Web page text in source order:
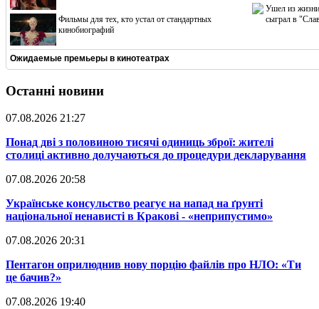
Фильмы для тех, кто устал от стандартных
кинобиографий
Ушел из жизни
сыграл в
Ожидаемые премьеры в кинотеатрах
Останні новини
07.08.2026 21:27
​Понад дві з половиною тисячі одиниць зброї: жителі
столиці активно долучаються до процедури декларування
07.08.2026 20:58
​Українське консульство реагує на напад на ґрунті
національної ненависті в Кракові - «неприпустимо»
07.08.2026 20:31
​Пентагон оприлюднив нову порцію файлів про НЛО: «Ти
це бачив?»
07.08.2026 19:40